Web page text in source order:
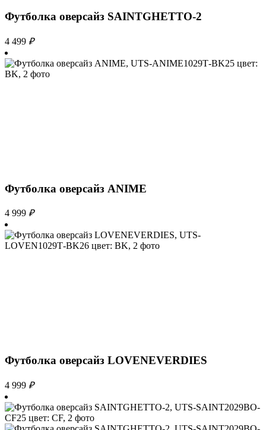
Футболка оверсайз SAINTGHETTO-2
4 499 ₽
Футболка оверсайз ANIME
4 999 ₽
Футболка оверсайз LOVENEVERDIES
4 999 ₽